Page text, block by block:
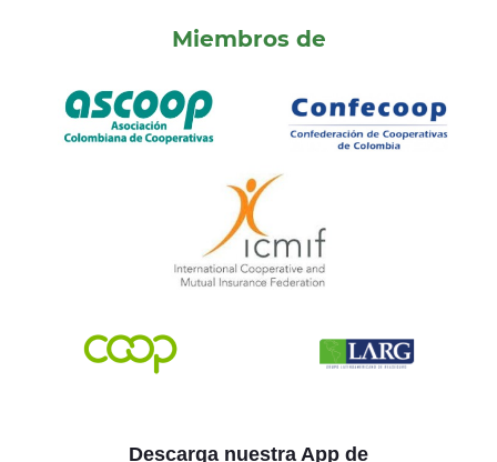
Miembros de
Descarga nuestra App de